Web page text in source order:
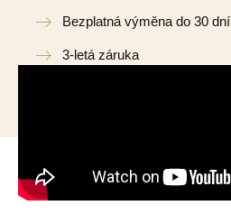
Bezplatná výměna do 30 dní
3-letá záruka